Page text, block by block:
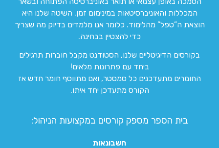
המכללות והאוניברסיטאות במינימום זמן. השיטה שלנו היא
הוצאת ה”טפל” מהלימוד. כלומר אנו מלמדים בדיוק מה שצריך
כדי להצטיין בבחינה.
בקורסים הדיגיטליים שלנו, הסטודנט מקבל חוברות תרגילים
ביחד עם פתרונות מלאים!
החומרים מתעדכנים כל סמסטר, ואם מתווסף חומר חדש אז
הקורס מתעדכן יחד איתו.
בית הספר מספק קורסים במקצועות הניהול:
חשבונאות